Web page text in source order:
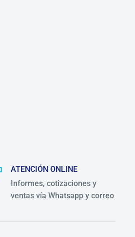
ATENCIÓN ONLINE
Informes, cotizaciones y
ventas vía Whatsapp y correo